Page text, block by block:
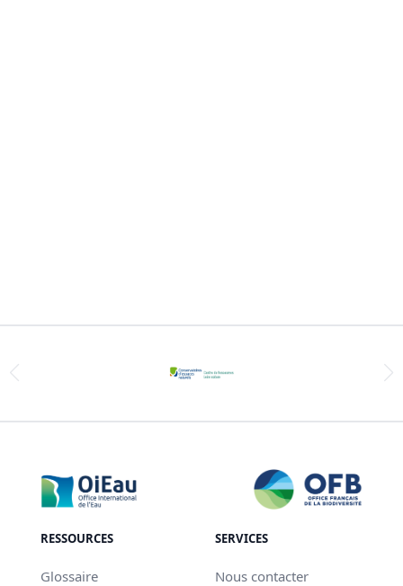
RESSOURCES
Glossaire
SERVICES
Nous contacter